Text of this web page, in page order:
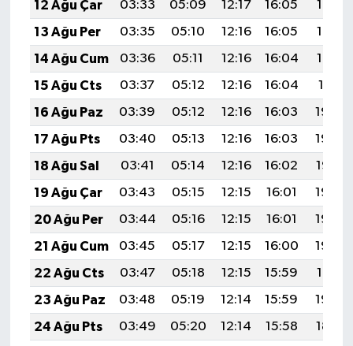
12 Ağu Çar
03:33 05:09 12:17 16:05
19:15
13 Ağu Per
03:35 05:10 12:16 16:05
19:13
14 Ağu Cum
03:36 05:11 12:16 16:04
19:12
15 Ağu Cts
03:37 05:12 12:16 16:04
19:11
16 Ağu Paz
03:39 05:12 12:16 16:03
19:09
17 Ağu Pts
03:40 05:13 12:16 16:03
19:08
18 Ağu Sal
03:41 05:14 12:16 16:02
19:07
19 Ağu Çar
03:43 05:15 12:15 16:01
19:05
20 Ağu Per
03:44 05:16 12:15 16:01
19:04
21 Ağu Cum
03:45 05:17 12:15 16:00
19:02
22 Ağu Cts
03:47 05:18 12:15 15:59
19:01
23 Ağu Paz
03:48 05:19 12:14 15:59
19:00
24 Ağu Pts
03:49 05:20 12:14 15:58
18:58